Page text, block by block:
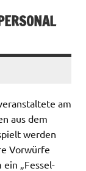
am
aus dem
werden
Vorwürfe
„Fessel-